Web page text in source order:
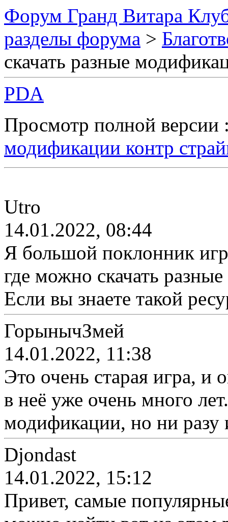
Форум Гранд Витара
разделы форума >
скачать разные
PDA
Просмотр полной
модификации контр
Utro
14.01.2022, 08:44
Я большой поклонник
где можно скачать
Если вы знаете такой
ГорынычЗмей
14.01.2022, 11:38
Это очень старая игра, и
в неё уже очень много
модификации, но ни разу
Djondast
14.01.2022, 15:12
Привет, самые